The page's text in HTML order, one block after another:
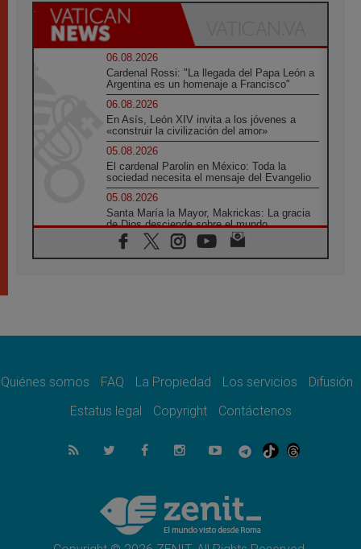
06.08.2026
Cardenal Rossi: "La llegada del Papa León a
Argentina es un homenaje a Francisco"
06.08.2026
En Asís, León XIV invita a los jóvenes a
«construir la civilización del amor»
05.08.2026
El cardenal Parolin en México: Toda la
sociedad necesita el mensaje del Evangelio
05.08.2026
Santa María la Mayor, Makrickas: La gracia
de Dios desciende sobre el mundo
05.08.2026
Cristianos y confucianos: Respeto y
dolor, una Iglesia que no se rinde"
La Fuerza del "Círculo de Héroes" con el
05.08.2026
Nuncio en Ucrania: Preocupa escuchar a
Ucrania: Ataque masivo en Kyiv durante la
noche
Quiénes somos FAQ La Propiedad Los servicios
Difusión
Estatus legal
Copyright Contáctenos